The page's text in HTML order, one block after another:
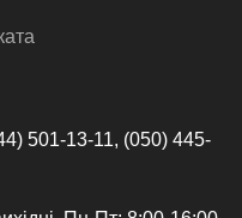
501-13-11, (050) 445-